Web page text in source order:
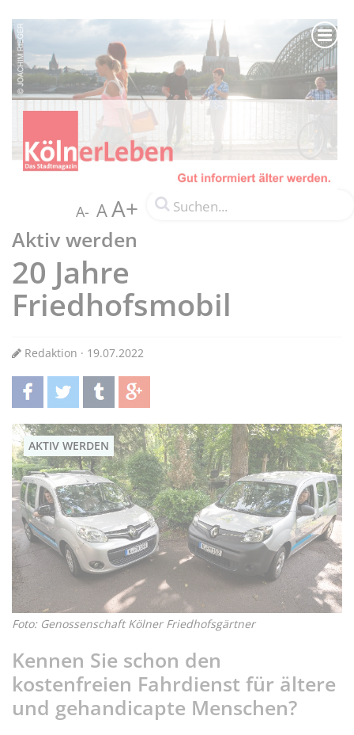
A- AA+
Aktiv werden
20 Jahre
Friedhofsmobil
Redaktion · 19.07.2022
teilentwittern teilen teilen
AKTIV WERDEN
Foto: Genossenschaft Kölner Friedhofsgärtner
Kennen Sie schon den
kostenfreien Fahrdienst für ältere
und gehandicapte Menschen?